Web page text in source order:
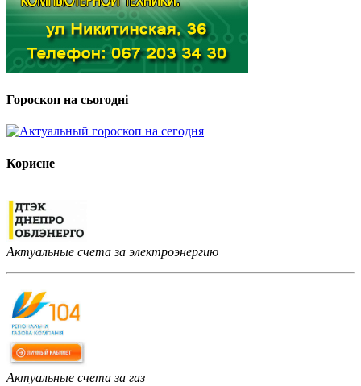
Гороскоп на сьогодні
Корисне
Актуальные счета за электроэнергию
Актуальные счета за газ